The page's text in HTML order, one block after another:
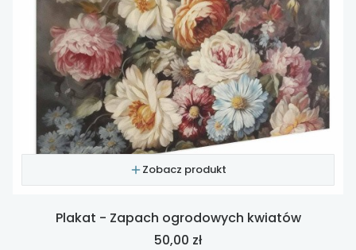
Zobacz produkt
Plakat - Zapach ogrodowych kwiatów
Cena
50,00 zł